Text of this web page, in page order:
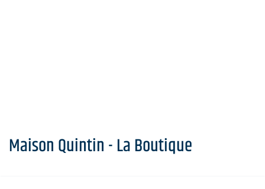
Maison Quintin - La Boutique